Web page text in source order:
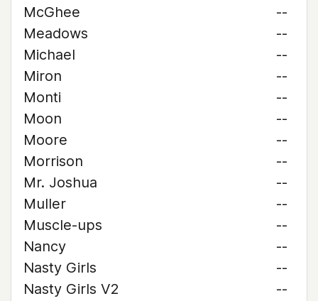
McGhee
--
Meadows
--
Michael
--
Miron
--
Monti
--
Moon
--
Moore
--
Morrison
--
Mr. Joshua
--
Muller
--
Muscle-ups
--
Nancy
--
Nasty Girls
--
Nasty Girls V2
--